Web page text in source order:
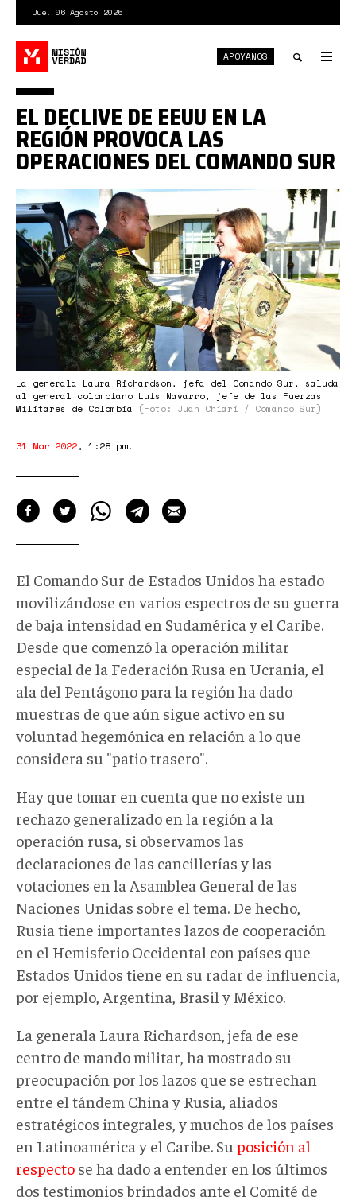
contenido
principal
Jue. 06 Agosto 2026
APÓYANOS
richardson
y
navarro.jpg
La generala Laura Richardson, jefa del Comando Sur, saluda
al general colombiano Luis Navarro, jefe de las Fuerzas
Militares de Colombia
(Foto: Juan Chiari / Comando Sur)
EL DECLIVE DE EEUU EN LA
REGIÓN PROVOCA LAS
OPERACIONES DEL COMANDO SUR
31 Mar 2022, 1:28 pm.
El Comando Sur de Estados Unidos ha estado
movilizándose en varios espectros de su guerra
de baja intensidad en Sudamérica y el Caribe.
Desde que comenzó la operación militar
especial de la Federación Rusa en Ucrania, el
ala del Pentágono para la región ha dado
muestras de que aún sigue activo en su
voluntad hegemónica en relación a lo que
considera su "patio trasero".
Hay que tomar en cuenta que no existe un
rechazo generalizado en la región a la
operación rusa, si observamos las
declaraciones de las cancillerías y las
votaciones en la Asamblea General de las
Naciones Unidas sobre el tema. De hecho,
Rusia tiene importantes lazos de cooperación
en el Hemisferio Occidental con países que
Estados Unidos tiene en su radar de influencia,
por ejemplo, Argentina, Brasil y México.
La generala Laura Richardson, jefa de ese
centro de mando militar, ha mostrado su
preocupación por los lazos que se estrechan
entre el tándem China y Rusia, aliados
estratégicos integrales, y muchos de los países
en Latinoamérica y el Caribe. Su posición al
respecto se ha dado a entender en los últimos
dos testimonios brindados ante el Comité de